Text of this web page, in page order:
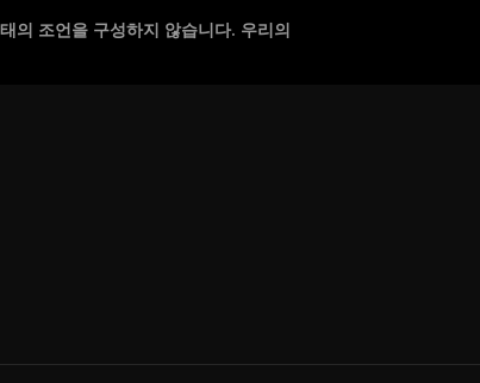
의 조언을 구성하지 않습니다. 우리의